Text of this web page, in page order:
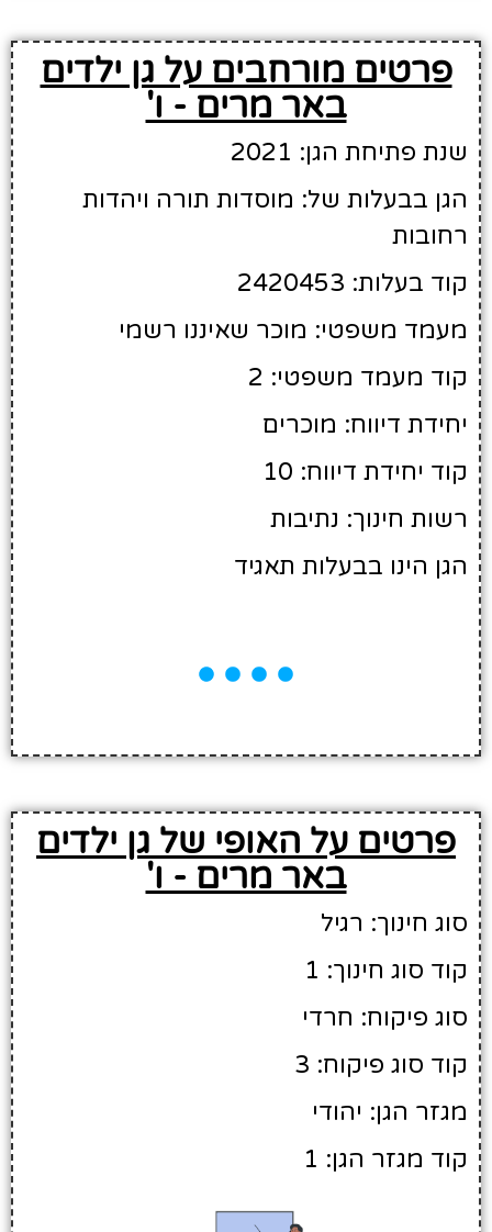
פרטים מורחבים על גן ילדים
באר מרים - ו'
שנת פתיחת הגן: 2021
הגן בבעלות של: מוסדות תורה ויהדות
רחובות
קוד בעלות: 2420453
מעמד משפטי: מוכר שאיננו רשמי
קוד מעמד משפטי: 2
יחידת דיווח: מוכרים
קוד יחידת דיווח: 10
רשות חינוך: נתיבות
הגן הינו בבעלות תאגיד
פרטים על האופי של גן ילדים
באר מרים - ו'
סוג חינוך: רגיל
קוד סוג חינוך: 1
סוג פיקוח: חרדי
קוד סוג פיקוח: 3
מגזר הגן: יהודי
קוד מגזר הגן: 1